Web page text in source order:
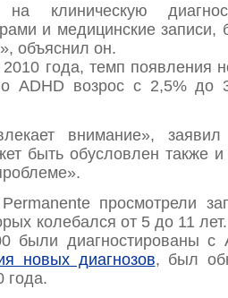
клиническую
и медицинские записи,
объяснил он.
года, темп появления
ADHD возрос с 2,5% до
внимание»,
быть обусловлен также
просмотрели
колебался от 5 до 11
были диагностированы с
новых диагнозов, был
года.